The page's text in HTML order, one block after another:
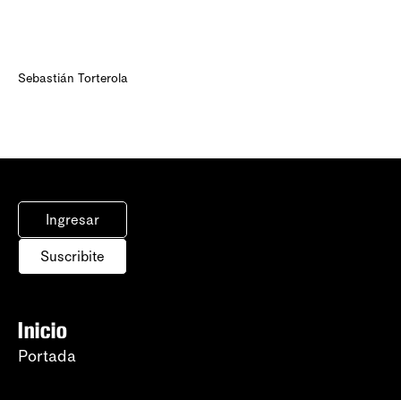
Sebastián Torterola
Ingresar
Suscribite
Inicio
Portada